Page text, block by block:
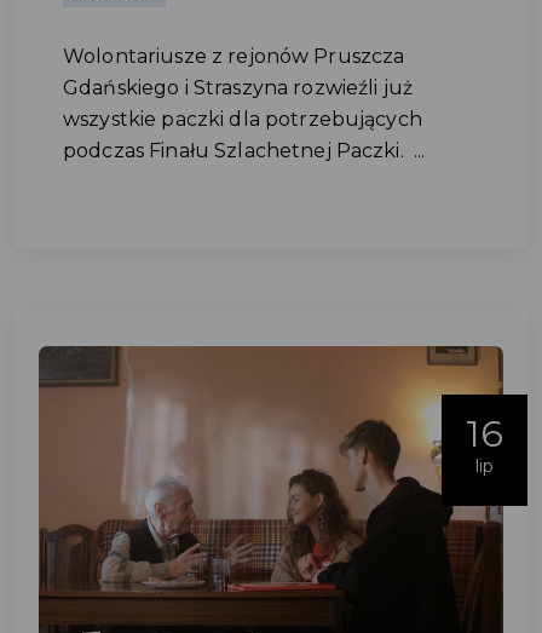
Wolontariusze z rejonów Pruszcza
Gdańskiego i Straszyna rozwieźli już
wszystkie paczki dla potrzebujących
podczas Finału Szlachetnej Paczki. ...
16
lip